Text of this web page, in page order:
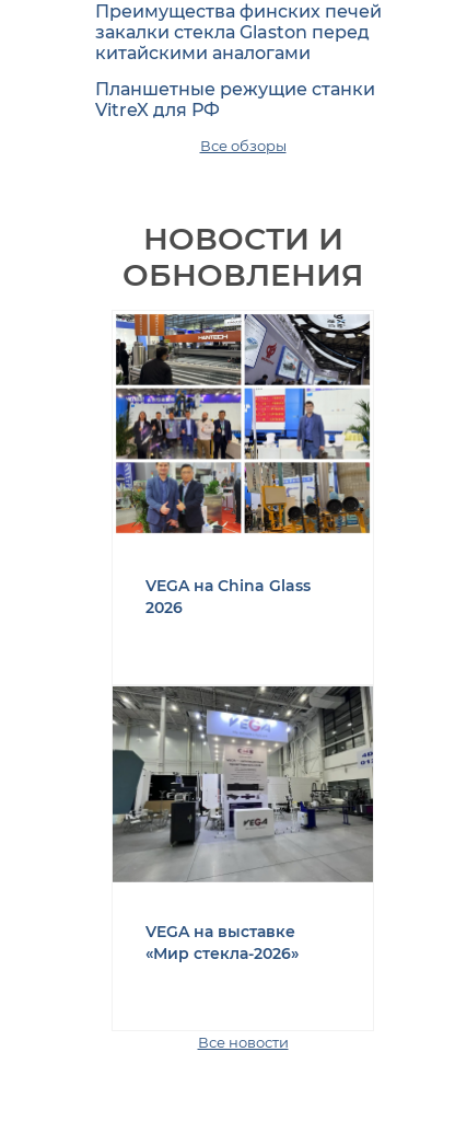
Преимущества финских печей
закалки стекла Glaston перед
китайскими аналогами
Планшетные режущие станки
VitreX для РФ
Все обзоры
НОВОСТИ И
ОБНОВЛЕНИЯ
VEGA на China Glass
2026
VEGA на выставке
«Мир стекла-2026»
Все новости